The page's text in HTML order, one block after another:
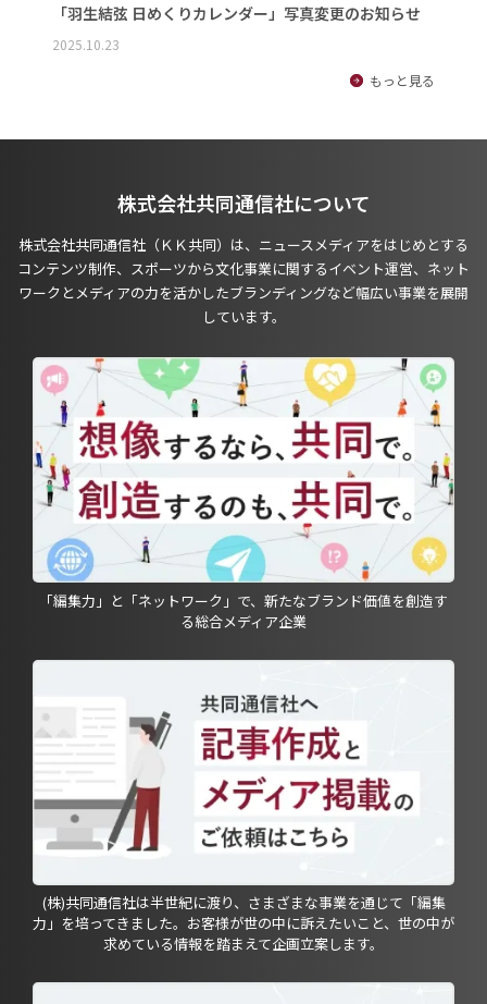
「羽生結弦 日めくりカレンダー」写真変更のお知らせ
2025.10.23
もっと見る
株式会社共同通信社について
株式会社共同通信社（ＫＫ共同）は、ニュースメディアをはじめとする
コンテンツ制作、スポーツから文化事業に関するイベント運営、ネット
ワークとメディアの力を活かしたブランディングなど幅広い事業を展開
しています。
「編集力」と「ネットワーク」で、新たなブランド価値を創造す
る総合メディア企業
(株)共同通信社は半世紀に渡り、さまざまな事業を通じて「編集
力」を培ってきました。お客様が世の中に訴えたいこと、世の中が
求めている情報を踏まえて企画立案します。